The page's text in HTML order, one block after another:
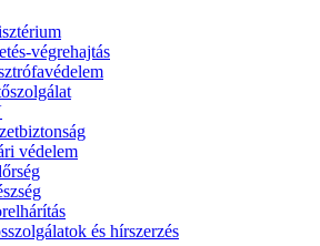
végrehajtás
védelem
és hírszerzés